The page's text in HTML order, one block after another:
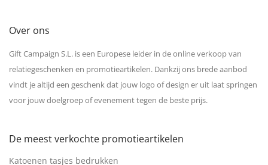
Over ons
Gift Campaign S.L. is een Europese leider in de online verkoop van
relatiegeschenken en promotieartikelen. Dankzij ons brede aanbod
vindt je altijd een geschenk dat jouw logo of design er uit laat springen
voor jouw doelgroep of evenement tegen de beste prijs.
De meest verkochte promotieartikelen
Katoenen tasjes bedrukken